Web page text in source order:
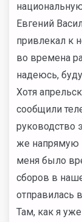
Евгений
привлекал к
во времена
надеюсь,
Хотя
сообщили
руководство
же напрямую
меня было
сборов в
отправилась
Там, как я